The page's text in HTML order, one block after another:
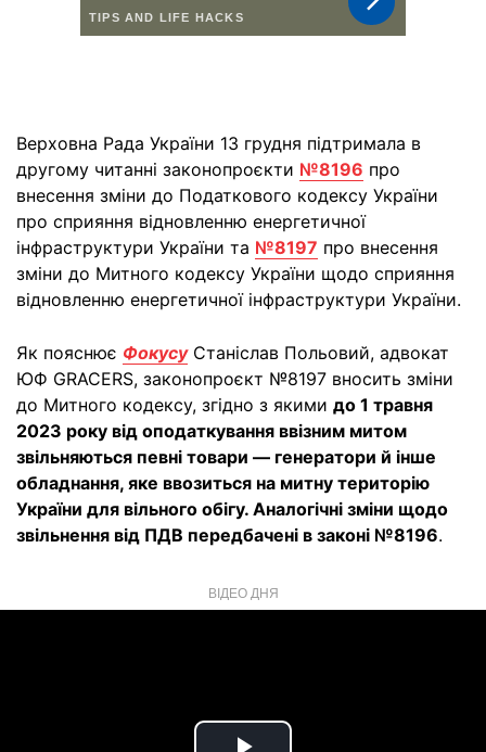
Верховна Рада України 13 грудня підтримала в
другому читанні законопроєкти №8196 про
внесення зміни до Податкового кодексу України
про сприяння відновленню енергетичної
інфраструктури України та №8197 про внесення
зміни до Митного кодексу України щодо сприяння
відновленню енергетичної інфраструктури України.
Як пояснює ФокусуСтаніслав Польовий, адвокат
ЮФ GRACERS, законопроєкт №8197 вносить зміни
до Митного кодексу, згідно з якими до 1 травня
2023 року від оподаткування ввізним митом
звільняються певні товари — генератори й інше
обладнання, яке ввозиться на митну територію
України для вільного обігу. Аналогічні зміни щодо
звільнення від ПДВ передбачені в законі №8196.
ВІДЕО ДНЯ